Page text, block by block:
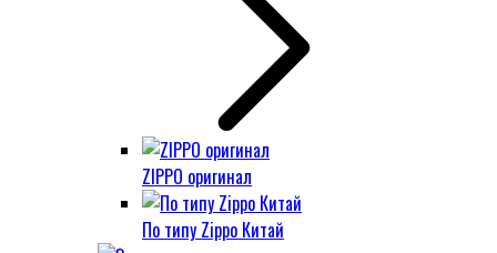
ZIPPO оригинал
По типу Zippo Китай